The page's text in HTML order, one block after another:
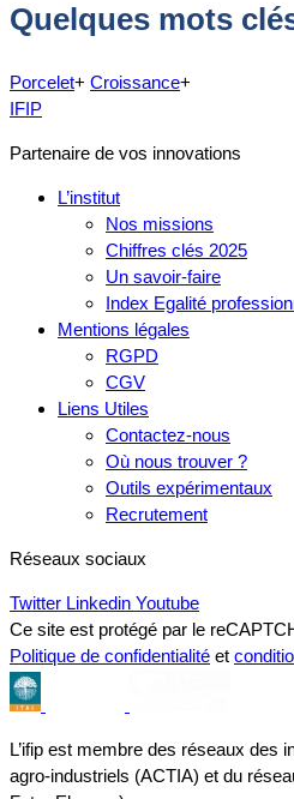
Quelques mots
Porcelet+ Croissance+
IFIP
Partenaire de vos innovations
L’institut
Nos missions
Chiffres clés 2025
Un savoir-faire
Index Egalité
Mentions légales
RGPD
CGV
Liens Utiles
Contactez-nous
Où nous trouver ?
Outils expérimentaux
Recrutement
Réseaux sociaux
Twitter Linkedin Youtube
Ce site est protégé par le
Politique de confidentialité et
L’ifip est membre des réseaux des
agro-industriels (ACTIA) et du